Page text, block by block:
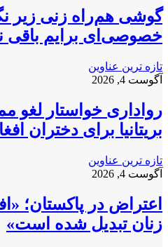
گوشی هم‌راه زنی زیر
خصوصی‌ای برایم باقی
تازه ترین عناوین
آگوست 4, 2026
رواداری خواستار لغو
بریتانیا برای دختران
تازه ترین عناوین
آگوست 4, 2026
اعتراض در پاکستان؛
زنان تبدیل شده است»